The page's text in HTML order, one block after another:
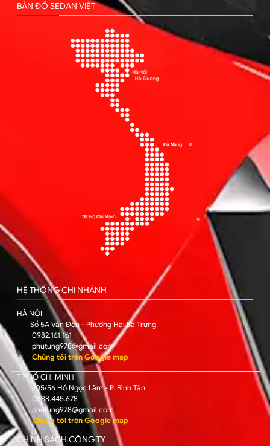
BẢN ĐỒ SEDAN VIỆT
HỆ THỐNG CHI NHÁNH
HÀ NỘI
Số 5A Vân Đồn - Phường Hai Bà Trưng
0982.161.161
phutung978@gmail.com
Chúng tôi trên Google map
TP HỒ CHÍ MINH
205/56 Hồ Ngọc Lãm - P. Bình Tân
0588.445.678
phutung978@gmail.com
Chúng tôi trên Google map
CHÍNH SÁCH CÔNG TY